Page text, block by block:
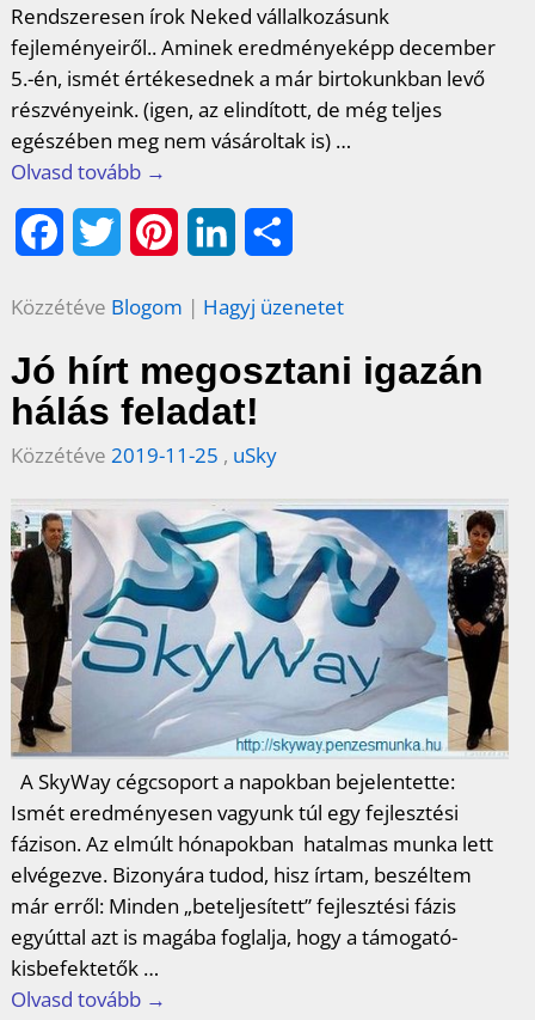
Rendszeresen írok Neked vállalkozásunk
fejleményeiről.. Aminek eredményeképp december
5.-én, ismét értékesednek a már birtokunkban levő
részvényeink. (igen, az elindított, de még teljes
egészében meg nem vásároltak is) …
Olvasd tovább →
b
o
o
k
t
t
e
t
e
r
e
s
t
n
k
e
d
I
n
z
e
g
Közzétéve Blogom | Hagyj üzenetet
Jó hírt megosztani igazán
hálás feladat!
Közzétéve 2019-11-25 , uSky
A SkyWay cégcsoport a napokban bejelentette:
Ismét eredményesen vagyunk túl egy fejlesztési
fázison. Az elmúlt hónapokban hatalmas munka lett
elvégezve. Bizonyára tudod, hisz írtam, beszéltem
már erről: Minden „beteljesített” fejlesztési fázis
egyúttal azt is magába foglalja, hogy a támogató-
kisbefektetők …
Olvasd tovább →